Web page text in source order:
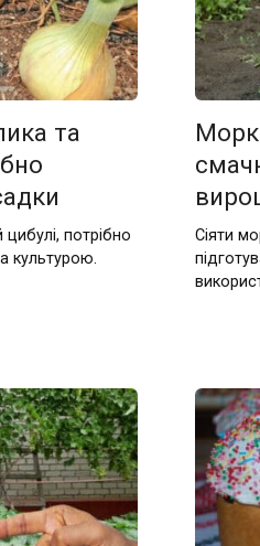
та
потрібно
культурою.
Сіяти